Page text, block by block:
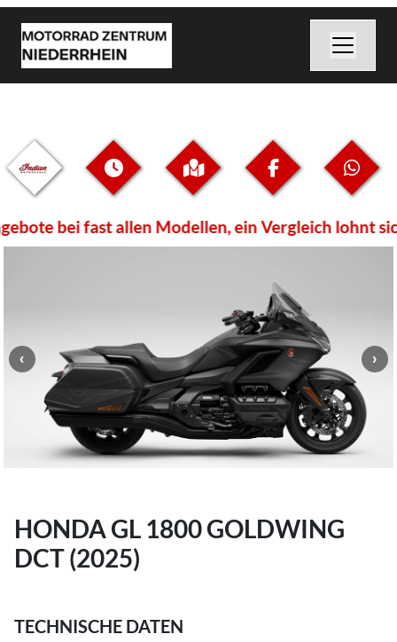
bei fast allen Modellen, ein Vergleich lohnt
HONDA GL 1800 GOLDWING
DCT (2025)
TECHNISCHE DATEN